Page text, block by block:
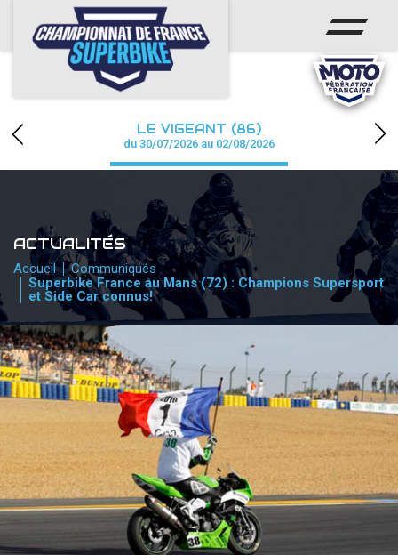
ACCUEIL
CHAMPIONNAT
CALENDRIER
PHOTOS / WEB TV
PARTENAIRES
PRESSE
PRESSE
accéder à la billetterie
LE VIGEANT (86)
du 30/07/2026 au 02/08/2026
ACTUALITÉS
Accueil
Communiqués
Superbike France au Mans (72) : Champions Supersport
et Side Car connus!